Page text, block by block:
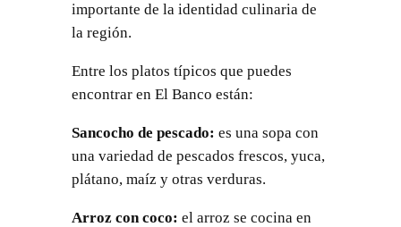
importante de la identidad culinaria de
la región.
Entre los platos típicos que puedes
encontrar en El Banco están:
Sancocho de pescado: es una sopa con
una variedad de pescados frescos, yuca,
plátano, maíz y otras verduras.
Arroz con coco: el arroz se cocina en